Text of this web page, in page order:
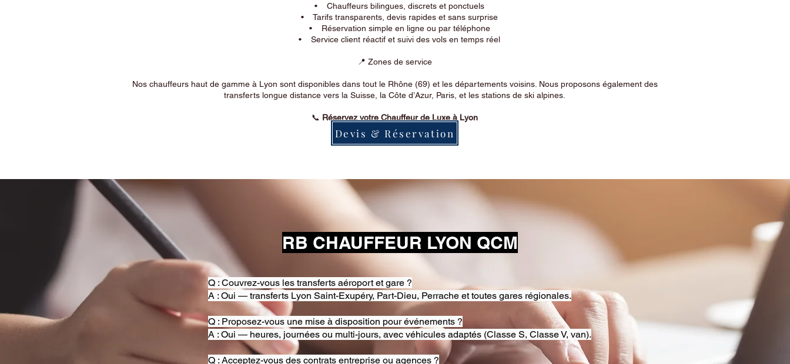
• Chauffeurs bilingues, discrets et ponctuels
• Tarifs transparents, devis rapides et sans surprise
• Réservation simple en ligne ou par téléphone
• Service client réactif et suivi des vols en temps réel
📍 Zones de service
Nos chauffeurs haut de gamme à Lyon sont disponibles dans tout le Rhône (69) et les départements voisins. Nous proposons également des
transferts longue distance vers la Suisse, la Côte d’Azur, Paris, et les stations de ski alpines.
📞 Réservez votre Chauffeur de Luxe à Lyon
Devis & Réservation
RB CHAUFFEUR LYON QCM
Q : Couvrez-vous les transferts aéroport et gare ?
A : Oui — transferts Lyon Saint-Exupéry, Part-Dieu, Perrache et toutes gares régionales.
Q : Proposez-vous une mise à disposition pour événements ?
A : Oui — heures, journées ou multi-jours, avec véhicules adaptés (Classe S, Classe V, van).
Q : Acceptez-vous des contrats entreprise ou agences ?